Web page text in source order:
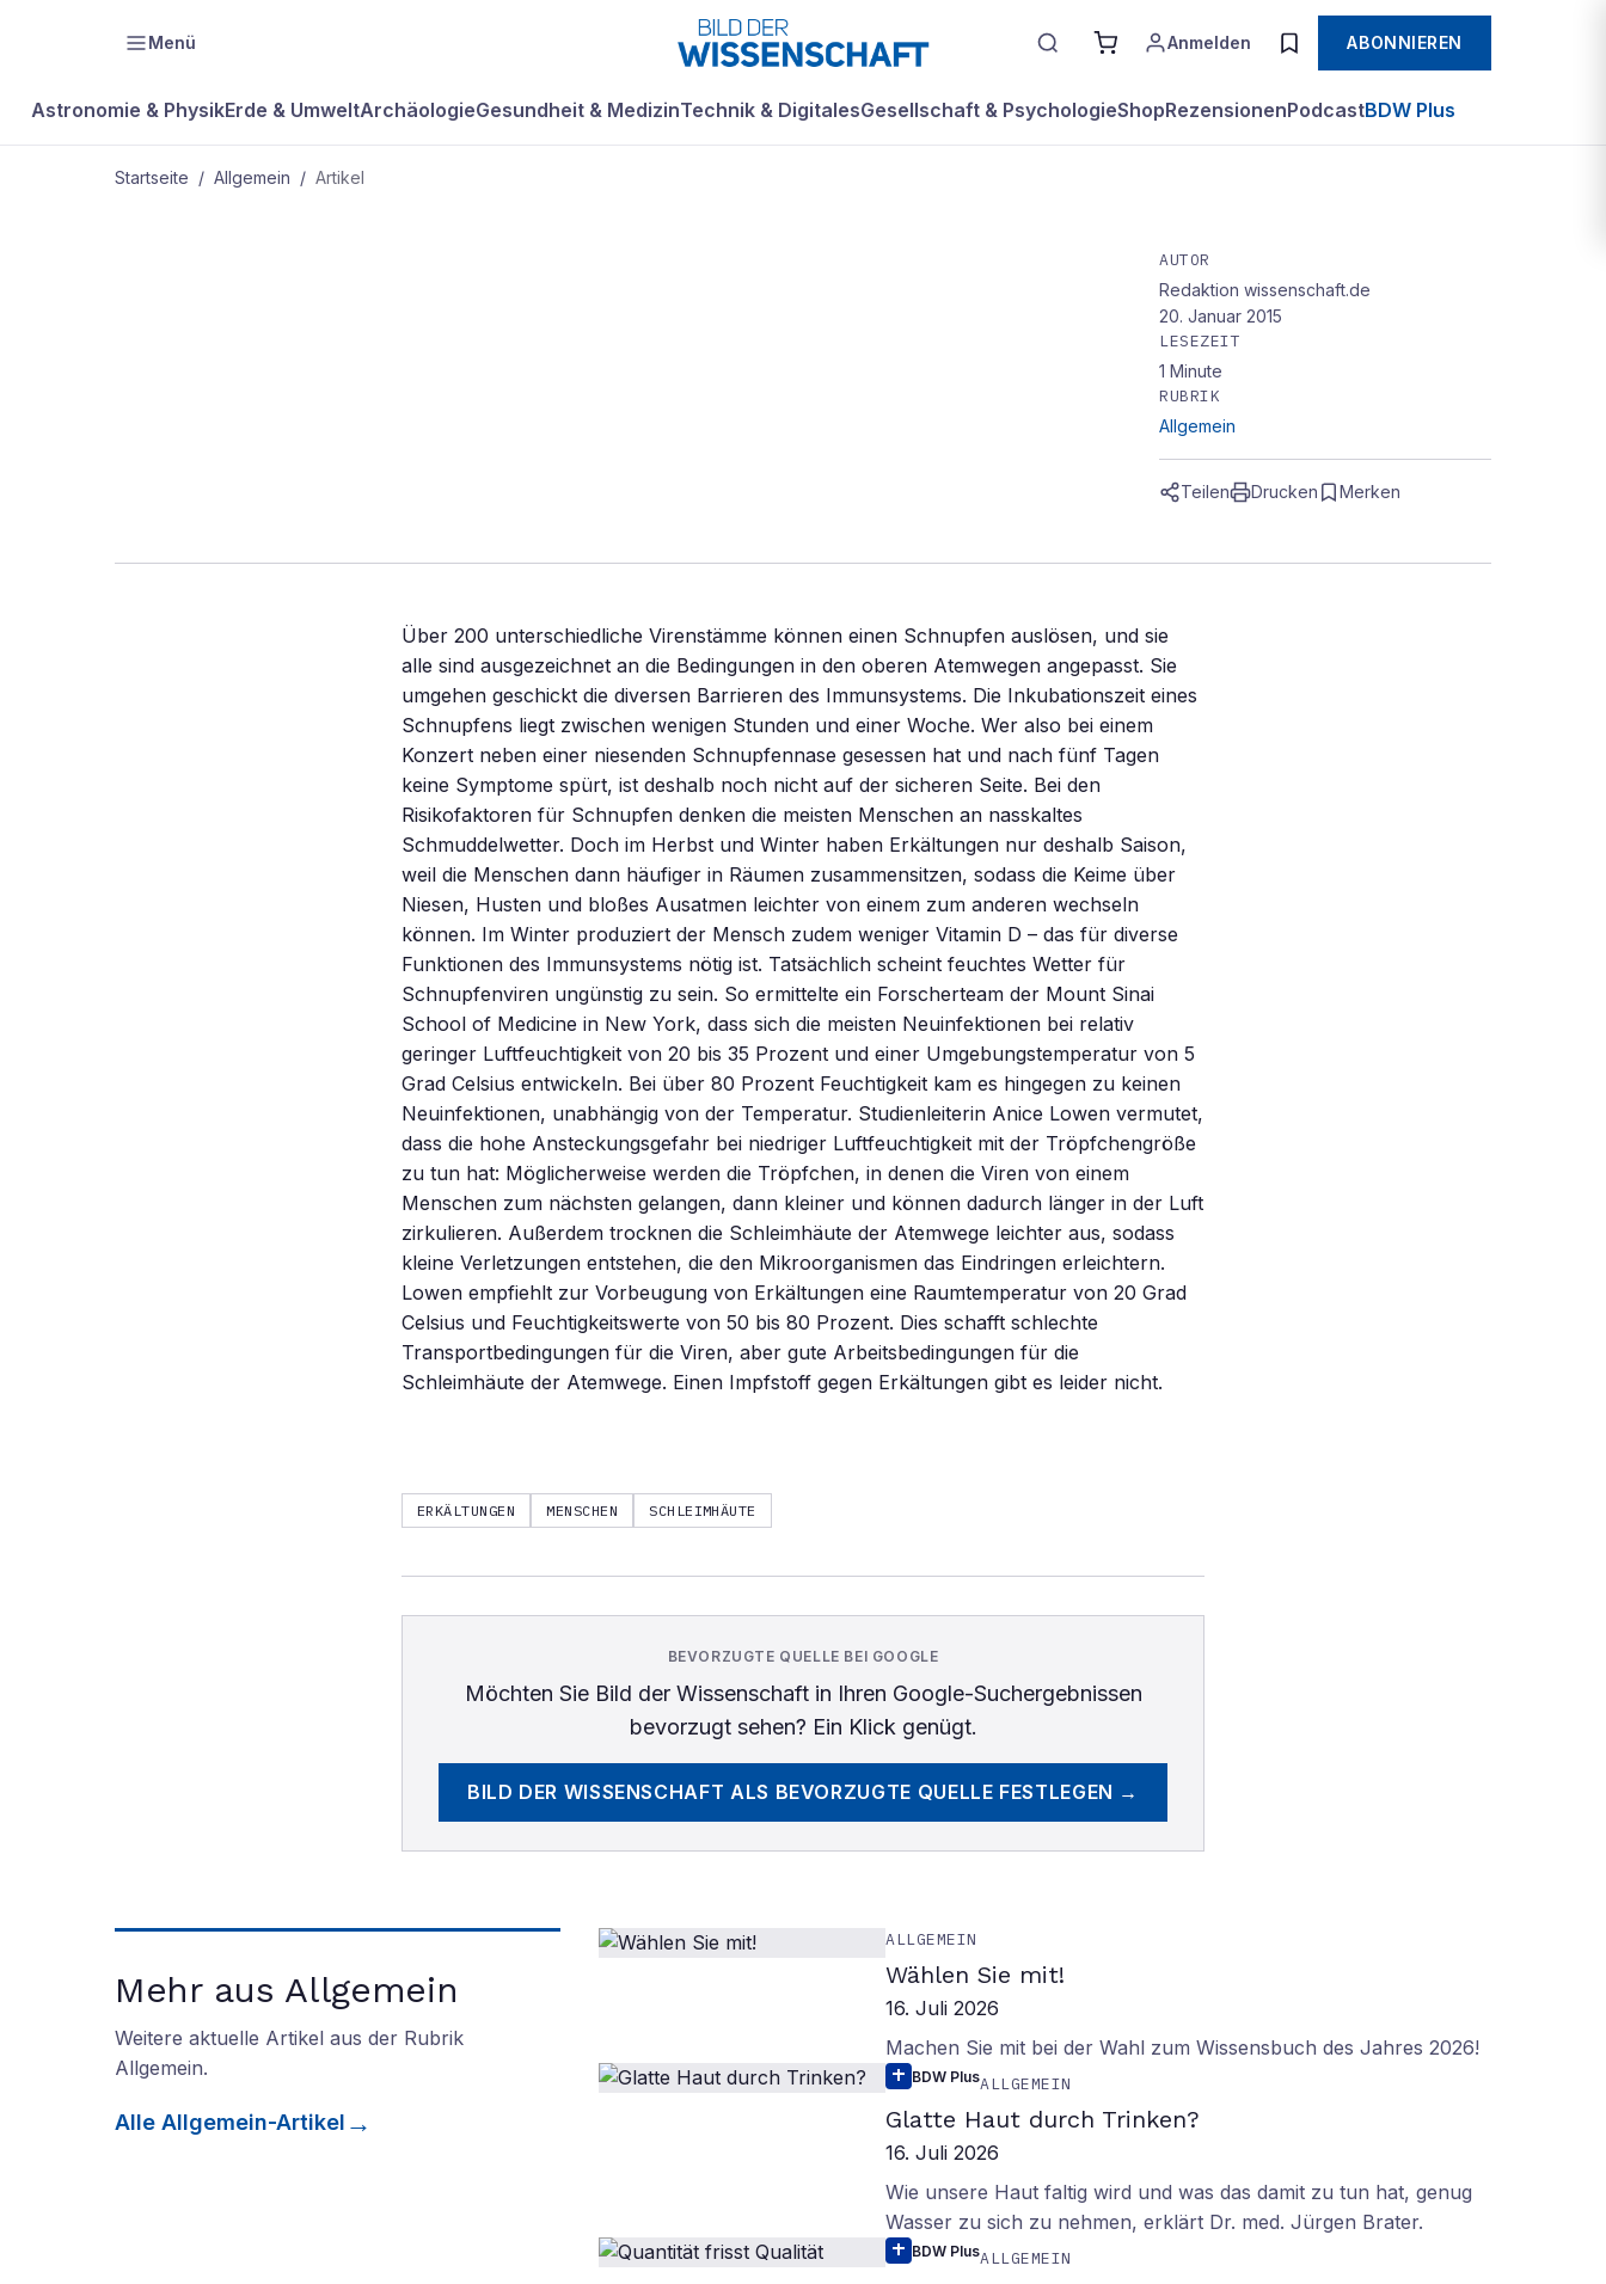
Menü Anmelden ABONNIEREN
Astronomie & PhysikErde & UmweltArchäologieGesundheit & MedizinTechnik & DigitalesGesellschaft & PsychologieShopRezensionenPodcastBDW Plus
Startseite / Allgemein / Artikel
AUTOR
Redaktion wissenschaft.de
20. Januar 2015
LESEZEIT
1 Minute
RUBRIK
Allgemein
Teilen Drucken Merken
Über 200 unterschiedliche Virenstämme können einen Schnupfen auslösen, und sie
alle sind ausgezeichnet an die Bedingungen in den oberen Atemwegen angepasst. Sie
umgehen geschickt die diversen Barrieren des Immunsystems. Die Inkubationszeit eines
Schnupfens liegt zwischen wenigen Stunden und einer Woche. Wer also bei einem
Konzert neben einer niesenden Schnupfennase gesessen hat und nach fünf Tagen
keine Symptome spürt, ist deshalb noch nicht auf der sicheren Seite. Bei den
Risikofaktoren für Schnupfen denken die meisten Menschen an nasskaltes
Schmuddelwetter. Doch im Herbst und Winter haben Erkältungen nur deshalb Saison,
weil die Menschen dann häufiger in Räumen zusammensitzen, sodass die Keime über
Niesen, Husten und bloßes Ausatmen leichter von einem zum anderen wechseln
können. Im Winter produziert der Mensch zudem weniger Vitamin D – das für diverse
Funktionen des Immunsystems nötig ist. Tatsächlich scheint feuchtes Wetter für
Schnupfenviren ungünstig zu sein. So ermittelte ein Forscherteam der Mount Sinai
School of Medicine in New York, dass sich die meisten Neuinfektionen bei relativ
geringer Luftfeuchtigkeit von 20 bis 35 Prozent und einer Umgebungstemperatur von 5
Grad Celsius entwickeln. Bei über 80 Prozent Feuchtigkeit kam es hingegen zu keinen
Neuinfektionen, unabhängig von der Temperatur. Studienleiterin Anice Lowen vermutet,
dass die hohe Ansteckungsgefahr bei niedriger Luftfeuchtigkeit mit der Tröpfchengröße
zu tun hat: Möglicherweise werden die Tröpfchen, in denen die Viren von einem
Menschen zum nächsten gelangen, dann kleiner und können dadurch länger in der Luft
zirkulieren. Außerdem trocknen die Schleimhäute der Atemwege leichter aus, sodass
kleine Verletzungen entstehen, die den Mikroorganismen das Eindringen erleichtern.
Lowen empfiehlt zur Vorbeugung von Erkältungen eine Raumtemperatur von 20 Grad
Celsius und Feuchtigkeitswerte von 50 bis 80 Prozent. Dies schafft schlechte
Transportbedingungen für die Viren, aber gute Arbeitsbedingungen für die
Schleimhäute der Atemwege. Einen Impfstoff gegen Erkältungen gibt es leider nicht.
ERKÄLTUNGEN MENSCHEN SCHLEIMHÄUTE
BEVORZUGTE QUELLE BEI GOOGLE
Möchten Sie Bild der Wissenschaftin Ihren Google-Suchergebnissen
bevorzugt sehen? Ein Klick genügt.
BILD DER WISSENSCHAFT ALS BEVORZUGTE QUELLE FESTLEGEN →
Mehr aus Allgemein
Weitere aktuelle Artikel aus der Rubrik
Allgemein.
Alle Allgemein-Artikel
ALLGEMEIN
Wählen Sie mit!
16. Juli 2026
Machen Sie mit bei der Wahl zum Wissensbuch des Jahres 2026!
BDW PlusALLGEMEIN
Glatte Haut durch Trinken?
16. Juli 2026
Wie unsere Haut faltig wird und was das damit zu tun hat, genug
Wasser zu sich zu nehmen, erklärt Dr. med. Jürgen Brater.
BDW PlusALLGEMEIN